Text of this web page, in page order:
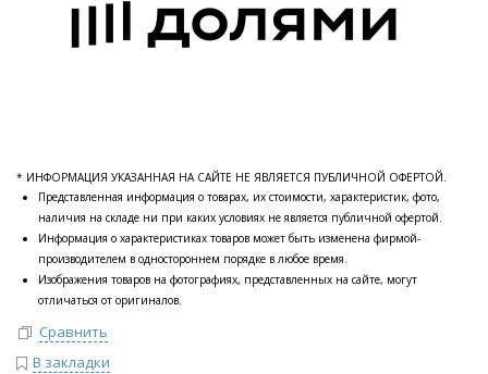
* ИНФОРМАЦИЯ УКАЗАННАЯ НА САЙТЕ НЕ ЯВЛЯЕТСЯ ПУБЛИЧНОЙ ОФЕРТОЙ.
Представленная информация о товарах, их стоимости, характеристик, фото,
наличия на складе ни при каких условиях не является публичной офертой.
Информация о характеристиках товаров может быть изменена фирмой-
производителем в одностороннем порядке в любое время.
Изображения товаров на фотографиях, представленных на сайте, могут
отличаться от оригиналов.
Сравнить
В закладки